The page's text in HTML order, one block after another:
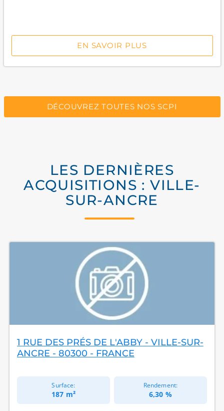
EN SAVOIR PLUS
DÉCOUVREZ TOUTES NOS SCPI
LES DERNIÈRES
ACQUISITIONS : VILLE-
SUR-ANCRE
1 RUE DES PRÉS DE L'ABBY - VILLE-SUR-
ANCRE - 80300 - FRANCE
Surface:
187 m²
Rendement:
6,30 %